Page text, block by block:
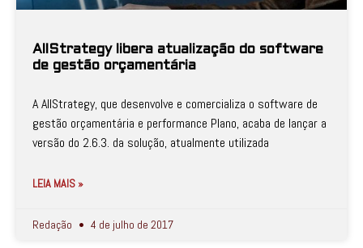
AllStrategy libera atualização do software
de gestão orçamentária
A AllStrategy, que desenvolve e comercializa o software de
gestão orçamentária e performance Plano, acaba de lançar a
versão do 2.6.3. da solução, atualmente utilizada
LEIA MAIS »
Redação 4 de julho de 2017